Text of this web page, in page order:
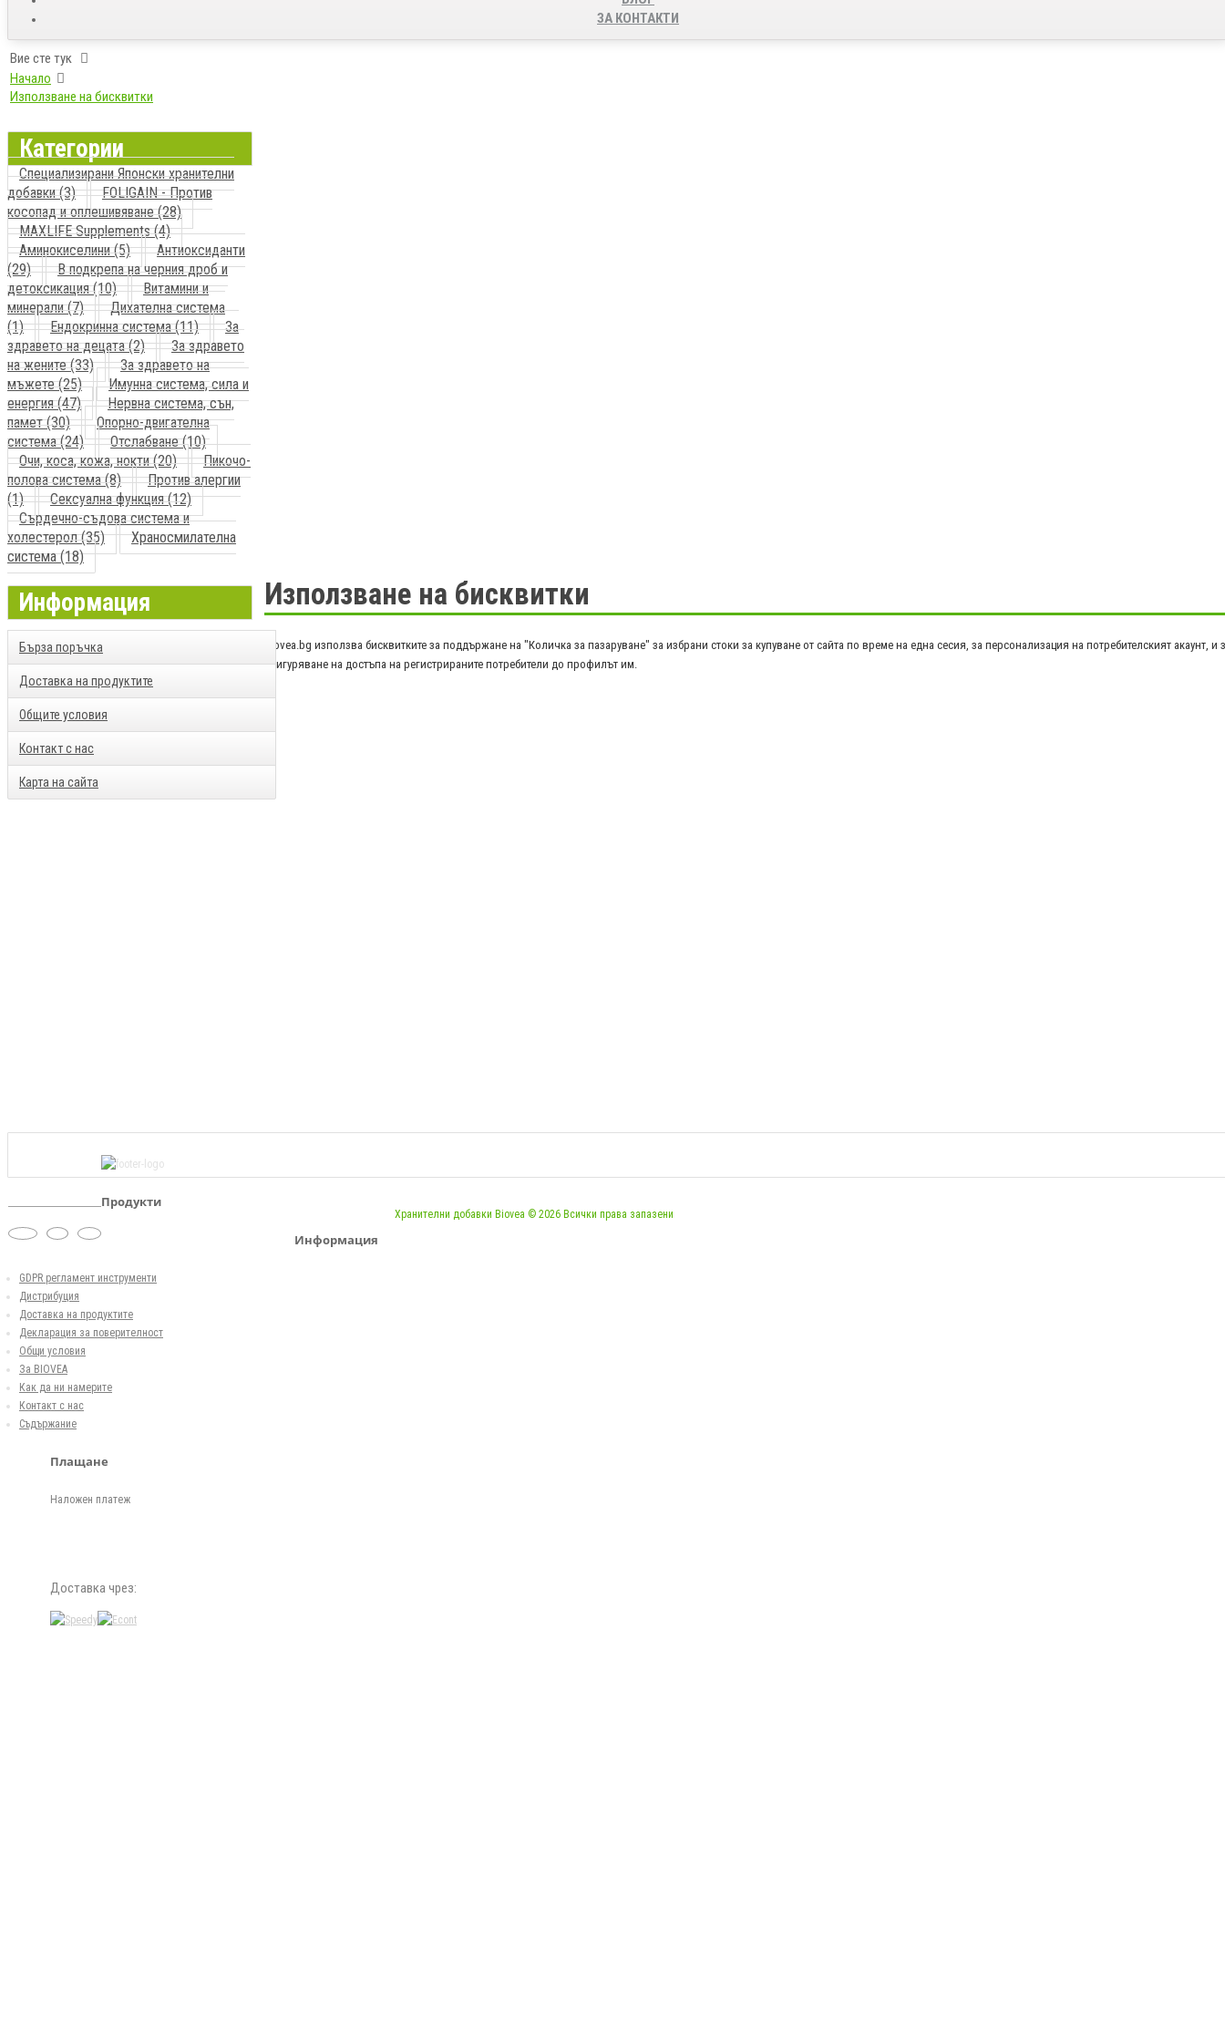
ЗА КОНТАКТИ
Вие сте тук
Начало
Използване на бисквитки
Категории
Специализирани Японски хранителни
добавки (3)
FOLIGAIN - Против
косопад и оплешивяване (28)
MAXLIFE Supplements (4)
Аминокиселини (5)
Антиоксиданти
(29)
В подкрепа на черния дроб и
детоксикация (10)
Витамини и
минерали (7)
Дихателна система
(1)
Ендокринна система (11)
За
здравето на децата (2)
За здравето
на жените (33)
За здравето на
мъжете (25)
Имунна система, сила и
енергия (47)
Нервна система, сън,
памет (30)
Опорно-двигателна
система (24)
Отслабване (10)
Очи, коса, кожа, нокти (20)
Пикочо-
полова система (8)
Против алергии
(1)
Сексуална функция (12)
Сърдечно-съдова система и
холестерол (35)
Храносмилателна
система (18)
Информация
Бърза поръчка
Доставка на продуктите
Общите условия
Контакт с нас
Карта на сайта
Използване на бисквитки
Biovea.bg използва бисквитките за поддържане на "Количка за пазаруване" за избрани стоки за купуване от сайта по време на една сесия, за персонализация на потребителският акаунт, и
осигуряване на достъпа на регистрираните потребители до профилът им.
Продукти
Информация
GDPR регламент инструменти
Дистрибуция
Доставка на продуктите
Декларация за поверителност
Общи условия
За BIOVEA
Как да ни намерите
Контакт с нас
Съдържание
Плащане
Наложен платеж
Доставка чрез:
Хранителни добавки Biovea © 2026 Всички права запазени